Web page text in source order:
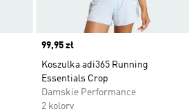
Price
99,95 zł
Koszulka adi365 Running
Essentials Crop
Damskie Performance
2 kolory